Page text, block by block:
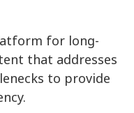
for long-
that addresses
to provide